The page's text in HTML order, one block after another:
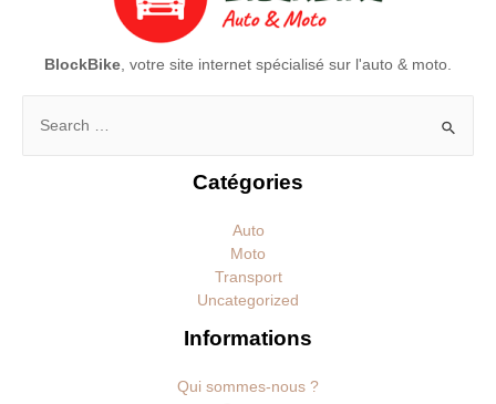
BlockBike , votre site internet spécialisé sur l'auto & moto.
Rechercher :
Catégories
Auto
Moto
Transport
Uncategorized
Informations
Qui sommes-nous ?